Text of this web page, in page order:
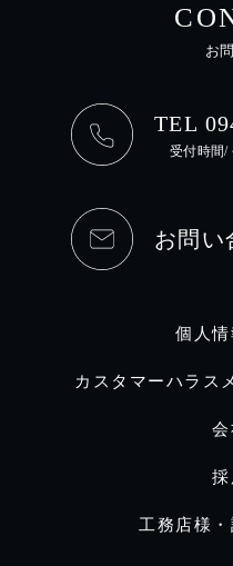
お
TEL
受付時間/
お問い
個人
カスタマーハラス
工務店様